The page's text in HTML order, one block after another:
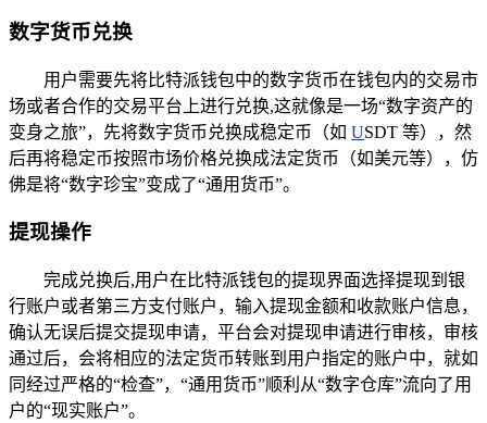
数字货币兑换
用户需要先将比特派钱包中的数字货币在钱包内的交易市
场或者合作的交易平台上进行兑换,这就像是一场“数字资产的
变身之旅”，先将数字货币兑换成稳定币（如 USDT 等），然
后再将稳定币按照市场价格兑换成法定货币（如美元等），仿
佛是将“数字珍宝”变成了“通用货币”。
提现操作
完成兑换后,用户在比特派钱包的提现界面选择提现到银
行账户或者第三方支付账户，输入提现金额和收款账户信息，
确认无误后提交提现申请，平台会对提现申请进行审核，审核
通过后，会将相应的法定货币转账到用户指定的账户中，就如
同经过严格的“检查”，“通用货币”顺利从“数字仓库”流向了用
户的“现实账户”。